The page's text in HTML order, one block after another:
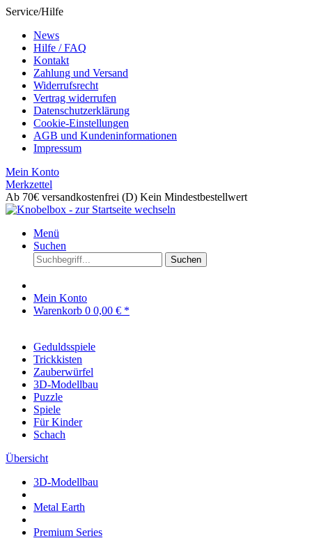
Service/Hilfe
News
Hilfe / FAQ
Kontakt
Zahlung und Versand
Widerrufsrecht
Vertrag widerrufen
Datenschutzerklärung
Cookie-Einstellungen
AGB und Kundeninformationen
Impressum
Mein Konto
Merkzettel
Ab 70€ versandkostenfrei (D) Kein Mindestbestellwert
Menü
Suchen
Suchen
Mein Konto
Warenkorb 0 0,00 € *
Geduldsspiele
Trickkisten
Zauberwürfel
3D-Modellbau
Puzzle
Spiele
Für Kinder
Schach
Übersicht
3D-Modellbau
Metal Earth
Premium Series